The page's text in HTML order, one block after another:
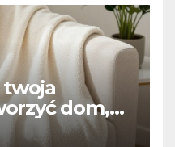
dom,
kochasz